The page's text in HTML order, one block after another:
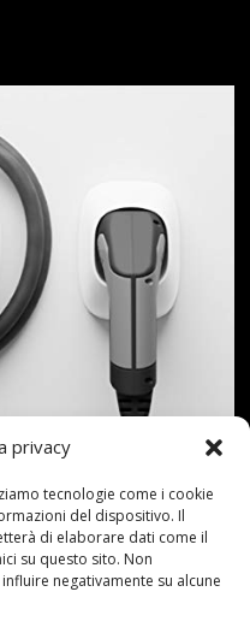
privacy
tecnologie come i cookie
del dispositivo. Il
di elaborare dati come il
su questo sito. Non
negativamente su alcune